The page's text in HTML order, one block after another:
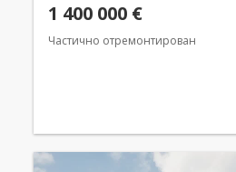
1 400 000 €
Частично отремонтирован